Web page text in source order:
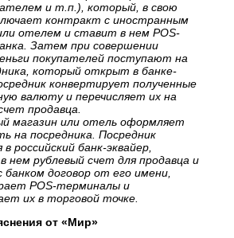
и т.п.), который, в свою
контракт с иностранным
отелем и ставит в нем POS-
Затем при совершении
покупателей поступают на
который открыт в банке-
конвертирует полученные
валюту и перечисляет их на
продавца.
магазин или отель оформляет
на посредника. Посредник
российский банк-эквайер,
нем рублевый счет для продавца и
банком договор от его имени,
POS-терминалы и
их в торговой точке.
от «Мир»